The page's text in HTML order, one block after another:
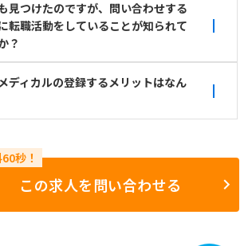
見つけたのですが、問い合わせする
転職活動をしていることが知られて
？
ディカルの登録するメリットはなん
この求人を問い合わせる